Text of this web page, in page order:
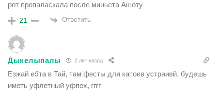
рот пропаласкала после миньета Ашоту
21 Ответить
Дыкелыпалы 2 лет назад
Езжай ебта в Тай, там фесты для катоев устраивй, будешь
иметь уфлетный уфпех, гггг